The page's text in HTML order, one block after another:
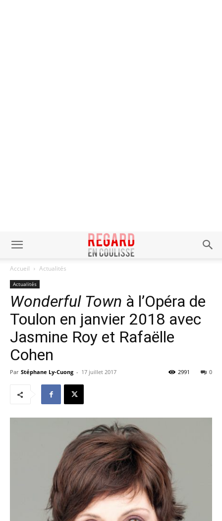
Accueil Actualités
Actualités
Wonderful Town à l’Opéra de
Toulon en janvier 2018 avec
Jasmine Roy et Rafaëlle
Cohen
Par Stéphane Ly-Cuong - 17 juillet 2017 0
2991